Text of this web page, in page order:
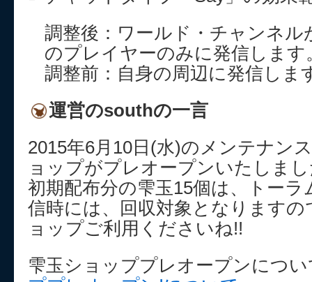
調整後：ワールド・チャンネル
のプレイヤーのみに発信します
調整前：自身の周辺に発信しま
運営のsouthの一言
2015年6月10日(水)のメンテナン
ョップがプレオープンいたしま
初期配布分の雫玉15個は、トー
信時には、回収対象となります
ョップご利用くださいね!!
雫玉ショッププレオープンにつ